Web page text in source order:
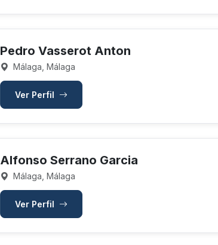
Pedro Vasserot Anton
Málaga, Málaga
Ver Perfil
Alfonso Serrano Garcia
Málaga, Málaga
Ver Perfil